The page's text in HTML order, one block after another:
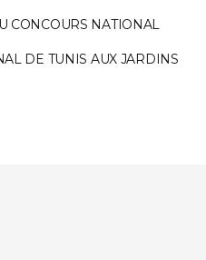
CONCOURS NATIONAL
DE TUNIS AUX JARDINS